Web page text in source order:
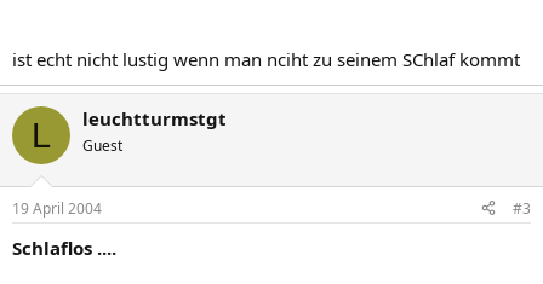
ist echt nicht lustig wenn man nciht zu seinem SChlaf kommt
L leuchtturmstgt
Guest
19 April 2004 #3
Schlaflos ....